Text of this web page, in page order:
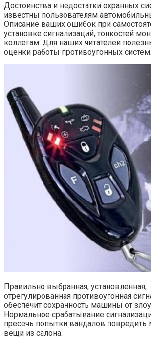
Достоинства и недостатки охранных
известны пользователям
Описание ваших ошибок при
установке сигнализаций, тонкостей
коллегам. Для наших читателей
оценки работы противоугонных систем.
Правильно выбранная, установленная,
отрегулированная противоугонная
обеспечит сохранность машины от
Нормальное срабатывание
пресечь попытки вандалов повредить
вещи из салона.